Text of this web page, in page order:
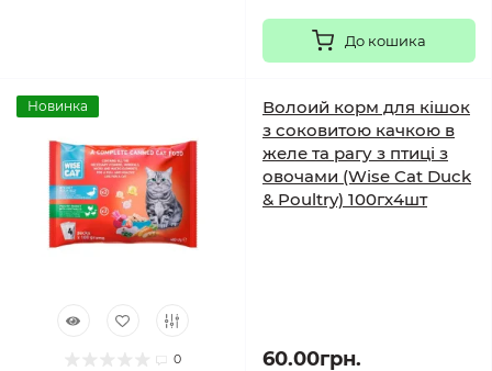
До кошика
Новинка
0
Волоий корм для кішок
з соковитою качкою в
желе та рагу з птиці з
овочами (Wise Cat Duck
& Poultry) 100гх4шт
60.00грн.